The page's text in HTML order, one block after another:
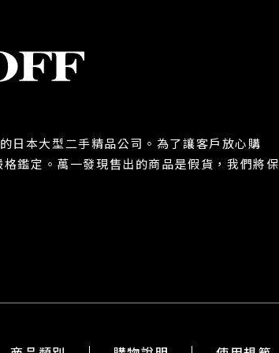
日本大型二手精品公司。為了讓客戶放心購
鑑定。萬一發現售出的商品是假貨，我們將保